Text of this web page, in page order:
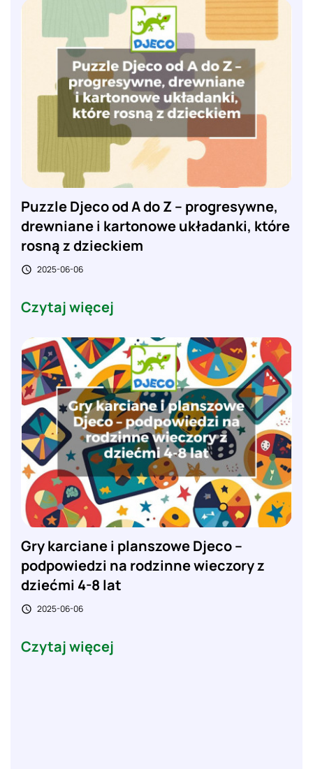
Puzzle Djeco od A do Z – progresywne,
drewniane i kartonowe układanki, które
rosną z dzieckiem
 2025-06-06
Czytaj więcej
Gry karciane i planszowe Djeco –
podpowiedzi na rodzinne wieczory z
dziećmi 4-8 lat
 2025-06-06
Czytaj więcej